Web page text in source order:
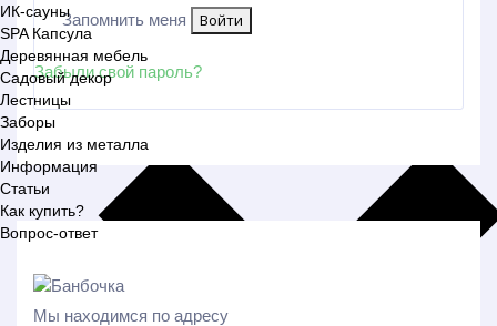
ИК-сауны
SPA Капсула
Деревянная мебель
Садовый декор
Лестницы
Заборы
Изделия из металла
Информация
Статьи
Как купить?
Вопрос-ответ
Запомнить меня Войти
Забыли свой пароль?
Мы находимся по адресу